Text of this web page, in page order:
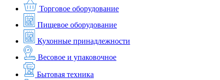
Торговое оборудование
Пищевое оборудование
Кухонные принадлежности
Весовое и упаковочное
Бытовая техника